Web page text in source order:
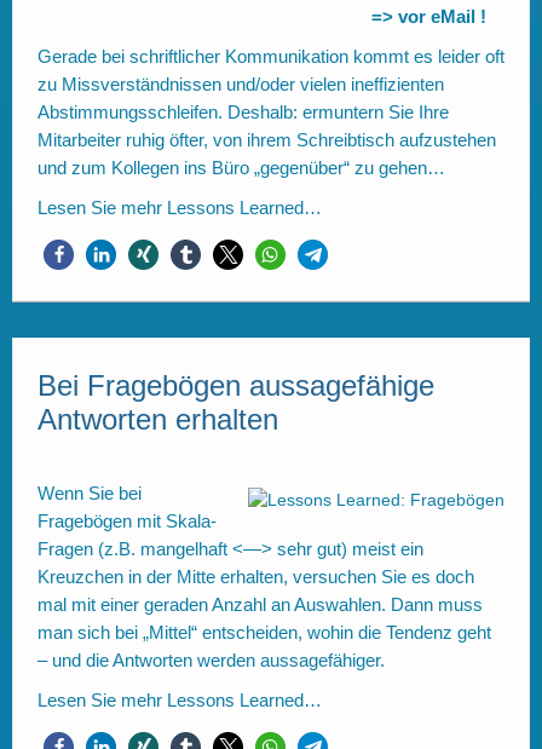
=> vor eMail !
Gerade bei schriftlicher Kommunikation kommt es leider oft
zu Missverständnissen und/oder vielen ineffizienten
Abstimmungsschleifen. Deshalb: ermuntern Sie Ihre
Mitarbeiter ruhig öfter, von ihrem Schreibtisch aufzustehen
und zum Kollegen ins Büro „gegenüber“ zu gehen…
Lesen Sie mehr Lessons Learned…
Bei Fragebögen aussagefähige
Antworten erhalten
Wenn Sie bei
Fragebögen mit Skala-
Fragen (z.B. mangelhaft <—> sehr gut) meist ein
Kreuzchen in der Mitte erhalten, versuchen Sie es doch
mal mit einer geraden Anzahl an Auswahlen. Dann muss
man sich bei „Mittel“ entscheiden, wohin die Tendenz geht
– und die Antworten werden aussagefähiger.
Lesen Sie mehr Lessons Learned…